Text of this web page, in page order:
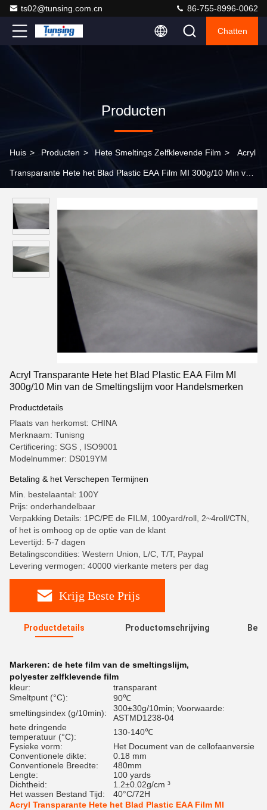
ts02@tunsing.com.cn 86-755-8996-0062
Chatten
Producten
Huis > Producten > Hete Smeltings Zelfklevende Film > Acryl
Transparante Hete het Blad Plastic EAA Film MI 300g/10 Min van
Acryl Transparante Hete het Blad Plastic EAA Film MI
300g/10 Min van de Smeltingslijm voor Handelsmerken
Productdetails
Plaats van herkomst: CHINA
Merknaam: Tunisng
Certificering: SGS , ISO9001
Modelnummer: DS019YM
Betaling & het Verschepen Termijnen
Min. bestelaantal: 100Y
Prijs: onderhandelbaar
Verpakking Details: 1PC/PE de FILM, 100yard/roll, 2~4roll/CTN,
of het is omhoog op de optie van de klant
Levertijd: 5-7 dagen
Betalingscondities: Western Union, L/C, T/T, Paypal
Levering vermogen: 40000 vierkante meters per dag
Krijg Beste Prijs
Productdetails Productomschrijving
Markeren: de hete film van de smeltingslijm,
polyester zelfklevende film
kleur:
transparant
Smeltpunt (°C):
90℃
smeltingsindex (g/10min):
300±30g/10min; Voorwaarde:
ASTMD1238-04
hete dringende
temperatuur (°C):
130-140℃
Fysieke vorm:
Het Document van de cellofaanversie
Conventionele dikte:
0.18 mm
Conventionele Breedte:
480mm
Lengte:
100 yards
Dichtheid:
1.2±0.02g/cm ³
Het wassen Bestand Tijd:
40°C/72H
Acryl Transparante Hete het Blad Plastic EAA Film MI